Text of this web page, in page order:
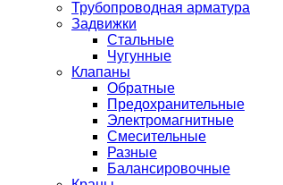
Трубопроводная арматура
Задвижки
Стальные
Чугунные
Клапаны
Обратные
Предохранительные
Электромагнитные
Смесительные
Разные
Балансировочные